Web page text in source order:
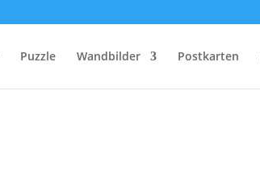
Puzzle Wandbilder Postkarten